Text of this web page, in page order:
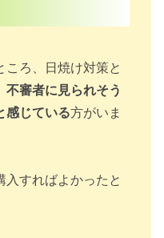
ころ、日焼け対策と
不審者に見られそう
感じている方がいま
すればよかったと